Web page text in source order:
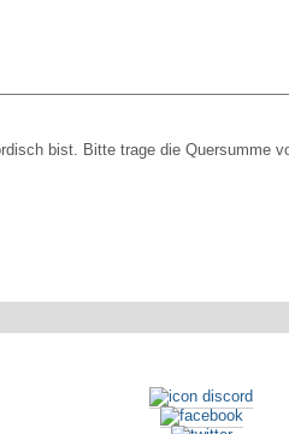
bist. Bitte trage die Quersumme